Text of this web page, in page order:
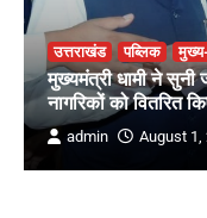
उत्तराखंड पब्लिक
मुख्यमंत्री धामी ने सुनी
नागरिकों को वितरित
admin August 1,